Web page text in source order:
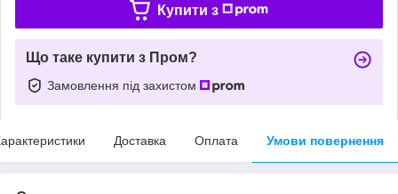
Купити з
Що таке купити з Пром?
Замовлення під захистом
Доставка Оплата Умови повернення